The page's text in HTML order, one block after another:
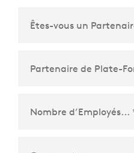
Partenaire de Plate-
d'Écosystème